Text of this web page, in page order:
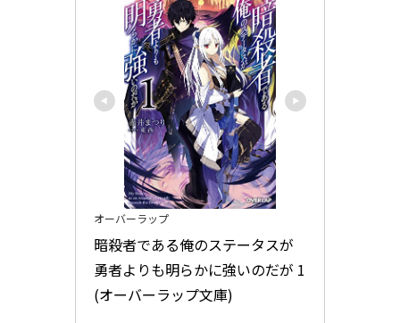
オーバーラップ
暗殺者である俺のステータスが
勇者よりも明らかに強いのだが 1
(オーバーラップ文庫)